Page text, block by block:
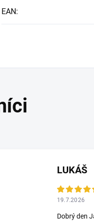
EAN:
LUKÁŠ
19.7.2026
Dobrý den